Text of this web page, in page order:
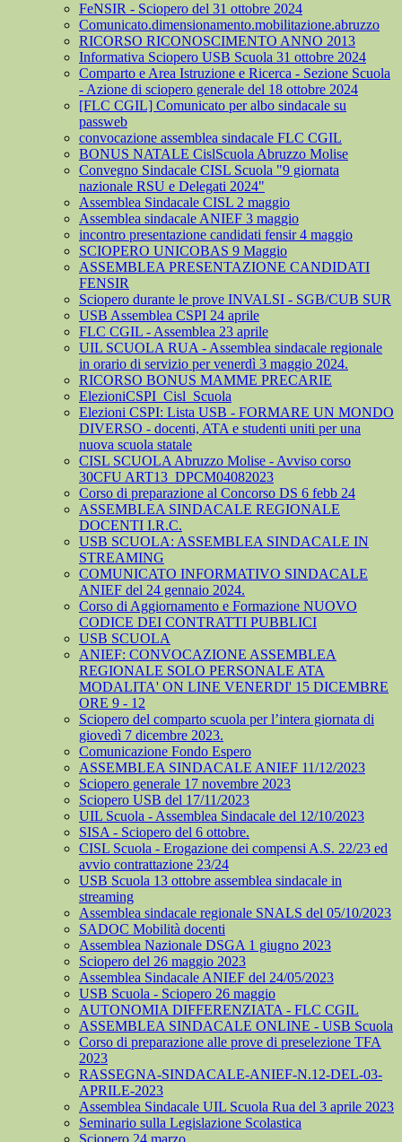
FeNSIR - Sciopero del 31 ottobre 2024
Comunicato.dimensionamento.mobilitazione.abruzzo
RICORSO RICONOSCIMENTO ANNO 2013
Informativa Sciopero USB Scuola 31 ottobre 2024
Comparto e Area Istruzione e Ricerca - Sezione Scuola
- Azione di sciopero generale del 18 ottobre 2024
[FLC CGIL] Comunicato per albo sindacale su
passweb
convocazione assemblea sindacale FLC CGIL
BONUS NATALE CislScuola Abruzzo Molise
Convegno Sindacale CISL Scuola "9 giornata
nazionale RSU e Delegati 2024"
Assemblea Sindacale CISL 2 maggio
Assemblea sindacale ANIEF 3 maggio
incontro presentazione candidati fensir 4 maggio
SCIOPERO UNICOBAS 9 Maggio
ASSEMBLEA PRESENTAZIONE CANDIDATI
FENSIR
Sciopero durante le prove INVALSI - SGB/CUB SUR
USB Assemblea CSPI 24 aprile
FLC CGIL - Assemblea 23 aprile
UIL SCUOLA RUA - Assemblea sindacale regionale
in orario di servizio per venerdì 3 maggio 2024.
RICORSO BONUS MAMME PRECARIE
ElezioniCSPI_Cisl_Scuola
Elezioni CSPI: Lista USB - FORMARE UN MONDO
DIVERSO - docenti, ATA e studenti uniti per una
nuova scuola statale
CISL SCUOLA Abruzzo Molise - Avviso corso
30CFU ART13_DPCM04082023
Corso di preparazione al Concorso DS 6 febb 24
ASSEMBLEA SINDACALE REGIONALE
DOCENTI I.R.C.
USB SCUOLA: ASSEMBLEA SINDACALE IN
STREAMING
COMUNICATO INFORMATIVO SINDACALE
ANIEF del 24 gennaio 2024.
Corso di Aggiornamento e Formazione NUOVO
CODICE DEI CONTRATTI PUBBLICI
USB SCUOLA
ANIEF: CONVOCAZIONE ASSEMBLEA
REGIONALE SOLO PERSONALE ATA
MODALITA' ON LINE VENERDI' 15 DICEMBRE
ORE 9 - 12
Sciopero del comparto scuola per l’intera giornata di
giovedì 7 dicembre 2023.
Comunicazione Fondo Espero
ASSEMBLEA SINDACALE ANIEF 11/12/2023
Sciopero generale 17 novembre 2023
Sciopero USB del 17/11/2023
UIL Scuola - Assemblea Sindacale del 12/10/2023
SISA - Sciopero del 6 ottobre.
CISL Scuola - Erogazione dei compensi A.S. 22/23 ed
avvio contrattazione 23/24
USB Scuola 13 ottobre assemblea sindacale in
streaming
Assemblea sindacale regionale SNALS del 05/10/2023
SADOC Mobilità docenti
Assemblea Nazionale DSGA 1 giugno 2023
Sciopero del 26 maggio 2023
Assemblea Sindacale ANIEF del 24/05/2023
USB Scuola - Sciopero 26 maggio
AUTONOMIA DIFFERENZIATA - FLC CGIL
ASSEMBLEA SINDACALE ONLINE - USB Scuola
Corso di preparazione alle prove di preselezione TFA
2023
RASSEGNA-SINDACALE-ANIEF-N.12-DEL-03-
APRILE-2023
Assemblea Sindacale UIL Scuola Rua del 3 aprile 2023
Seminario sulla Legislazione Scolastica